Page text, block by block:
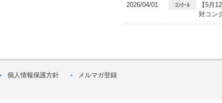
2026/04/01 ｺﾝｸｰﾙ
【5月
対コン
個人情報保護方針 メルマガ登録